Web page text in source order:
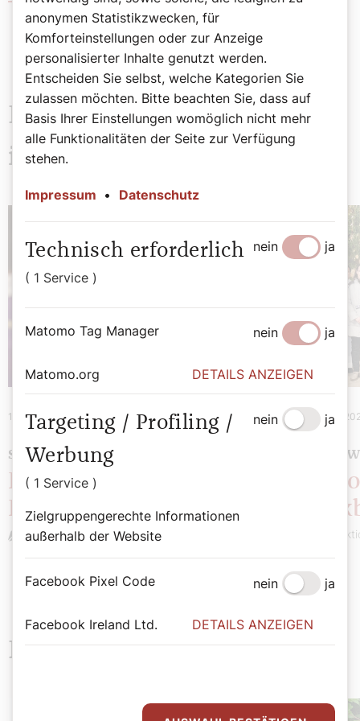
Das könnte Sie auch
interessieren
10. März 2025 |Chronik
SEHENSWERT
Potpourri: Diözesaner
Rückblick
Redaktion
4. Februar
Neueste Beiträge
anonymen Statistikzwecken, für
Komforteinstellungen oder zur Anzeige
personalisierter Inhalte genutzt werden.
Entscheiden Sie selbst, welche Kategorien Sie
zulassen möchten. Bitte beachten Sie, dass auf
Basis Ihrer Einstellungen womöglich nicht mehr
alle Funktionalitäten der Seite zur Verfügung
stehen.
Impressum • Datenschutz
Technisch erforderlich
( 1 Service )
nein ja
Matomo Tag Manager nein ja
Matomo.org DETAILS ANZEIGEN
Targeting / Profiling /
Werbung
( 1 Service )
Zielgruppengerechte Informationen
außerhalb der Website
nein ja
Facebook Pixel Code nein ja
Facebook Ireland Ltd. DETAILS ANZEIGEN